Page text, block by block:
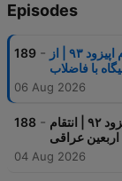
Episodes
189 - رادیو شاخ با فرشید منافی | فصل دوم اپیزود ۹۳ | از
با فاضلاب
06 Aug 2026
188 - رادیو شاخ با فرشید منافی | فصل دوم اپیزود ۹۲ | انتقام
عراقی
04 Aug 2026